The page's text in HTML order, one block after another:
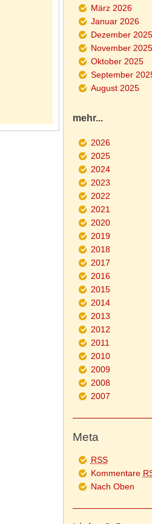
März 2026
Januar 2026
Dezember 2025
November 2025
Oktober 2025
September
August 2025
mehr...
2026
2025
2024
2023
2022
2021
2020
2019
2018
2017
2016
2015
2014
2013
2012
2011
2010
2009
2008
2007
Meta
RSS
Kommentare
Nach Oben